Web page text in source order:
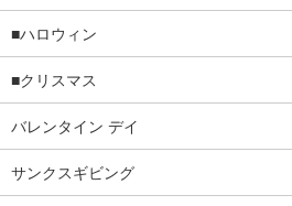
■ハロウィン
■クリスマス
バレンタイン デイ
サンクスギビング